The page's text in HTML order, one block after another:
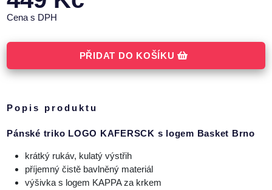
PŘIDAT DO KOŠÍKU
Cena s DPH
Popis produktu
Pánské triko LOGO KAFERSCK s logem Basket Brno
krátký rukáv, kulatý výstřih
příjemný čistě bavlněný materiál
výšivka s logem KAPPA za krkem